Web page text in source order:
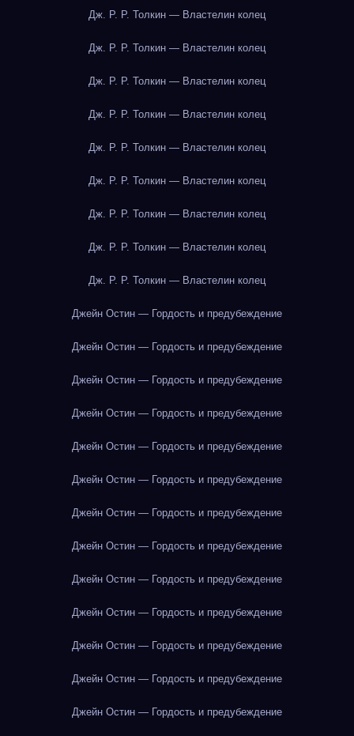
Дж. Р. Р. Толкин — Властелин колец
Дж. Р. Р. Толкин — Властелин колец
Дж. Р. Р. Толкин — Властелин колец
Дж. Р. Р. Толкин — Властелин колец
Дж. Р. Р. Толкин — Властелин колец
Дж. Р. Р. Толкин — Властелин колец
Дж. Р. Р. Толкин — Властелин колец
Дж. Р. Р. Толкин — Властелин колец
Дж. Р. Р. Толкин — Властелин колец
Джейн Остин — Гордость и предубеждение
Джейн Остин — Гордость и предубеждение
Джейн Остин — Гордость и предубеждение
Джейн Остин — Гордость и предубеждение
Джейн Остин — Гордость и предубеждение
Джейн Остин — Гордость и предубеждение
Джейн Остин — Гордость и предубеждение
Джейн Остин — Гордость и предубеждение
Джейн Остин — Гордость и предубеждение
Джейн Остин — Гордость и предубеждение
Джейн Остин — Гордость и предубеждение
Джейн Остин — Гордость и предубеждение
Джейн Остин — Гордость и предубеждение